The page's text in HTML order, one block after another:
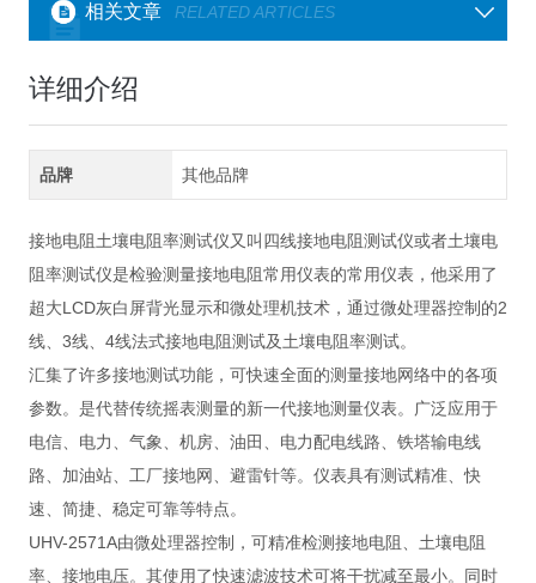
相关文章 RELATED ARTICLES
详细介绍
品牌 其他品牌
接地电阻土壤电阻率测试仪又叫四线接地电阻测试仪或者土壤电
阻率测试仪是检验测量接地电阻常用仪表的常用仪表，他采用了
超大LCD灰白屏背光显示和微处理机技术，通过微处理器控制的2
线、3线、4线法式接地电阻测试及土壤电阻率测试。
汇集了许多接地测试功能，可快速全面的测量接地网络中的各项
参数。是代替传统摇表测量的新一代接地测量仪表。广泛应用于
电信、电力、气象、机房、油田、电力配电线路、铁塔输电线
路、加油站、工厂接地网、避雷针等。仪表具有测试精准、快
速、简捷、稳定可靠等特点。
UHV-2571A由微处理器控制，可精准检测接地电阻、土壤电阻
率、接地电压。其使用了快速滤波技术可将干扰减至最小。同时